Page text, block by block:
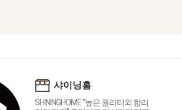
샤이닝홈
SHININGHOME "높은 퀄리티외 합리